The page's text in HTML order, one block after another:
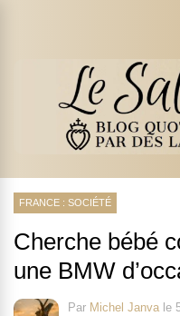
FRANCE : SOCIÉTÉ
Cherche bébé
une BMW
Par Michel Janva le